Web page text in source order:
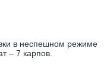
в неспешном режиме
– 7 карпов.